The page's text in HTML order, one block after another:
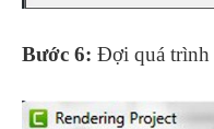
Bước 6: Đợi quá trình